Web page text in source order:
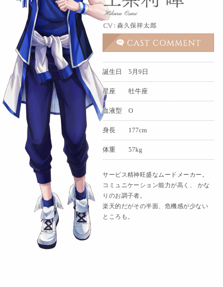
誕生日 5月9日
星座 牡牛座
血液型 O
身長 177cm
体重 57kg
サービス精神旺盛なムードメーカー。
コミュニケーション能力が高く、 かな
りのお調子者。
楽天的だがその半面、危機感が少ない
ところも。